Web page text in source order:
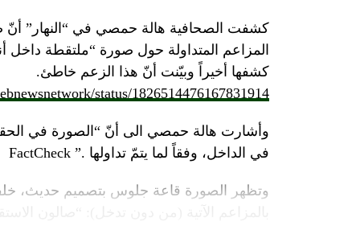
كشفت الصحافية هالة حمصي في “النهار”
كشفها أخيراً وبيّنت أنّ هذا الزعم خاطئ.
status/1826514476167831914
وأشارت هالة حمصي الى أنّ “الصورة في
في الداخل، وفقاً لما يتمّ تداولها .” FactCheck
وتظهر الصورة قاعة جلوس بتصميم حديث،